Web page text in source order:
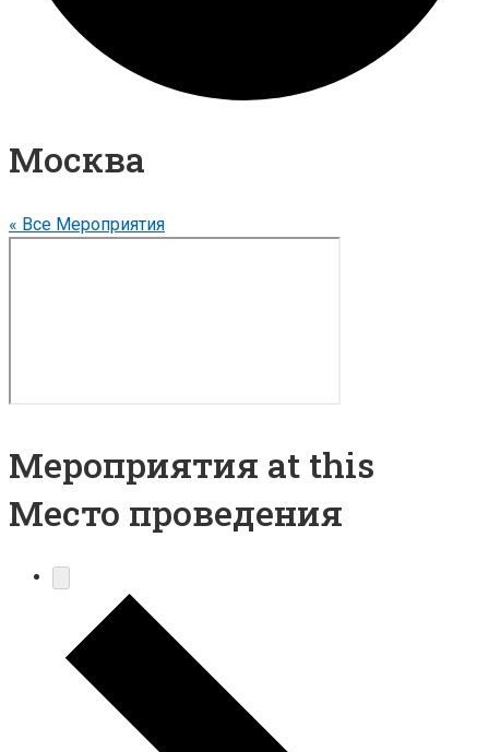
Москва
« Все Мероприятия
Мероприятия at this
Место проведения